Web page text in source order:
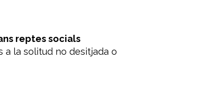
reptes socials
a la solitud no desitjada o